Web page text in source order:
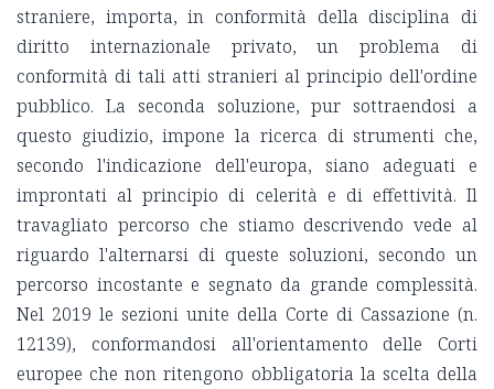
straniere, importa, in conformità della disciplina di
diritto internazionale privato, un problema di
conformità di tali atti stranieri al principio dell'ordine
pubblico. La seconda soluzione, pur sottraendosi a
questo giudizio, impone la ricerca di strumenti che,
secondo l'indicazione dell'europa, siano adeguati e
improntati al principio di celerità e di effettività. Il
travagliato percorso che stiamo descrivendo vede al
riguardo l'alternarsi di queste soluzioni, secondo un
percorso incostante e segnato da grande complessità.
Nel 2019 le sezioni unite della Corte di Cassazione (n.
12139), conformandosi all'orientamento delle Corti
europee che non ritengono obbligatoria la scelta della